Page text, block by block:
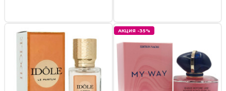
АКЦИЯ -35%